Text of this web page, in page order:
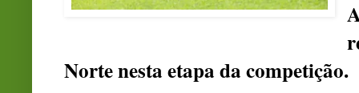
Norte nesta etapa da competição.